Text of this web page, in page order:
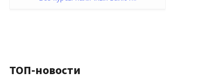
ТОП-новости